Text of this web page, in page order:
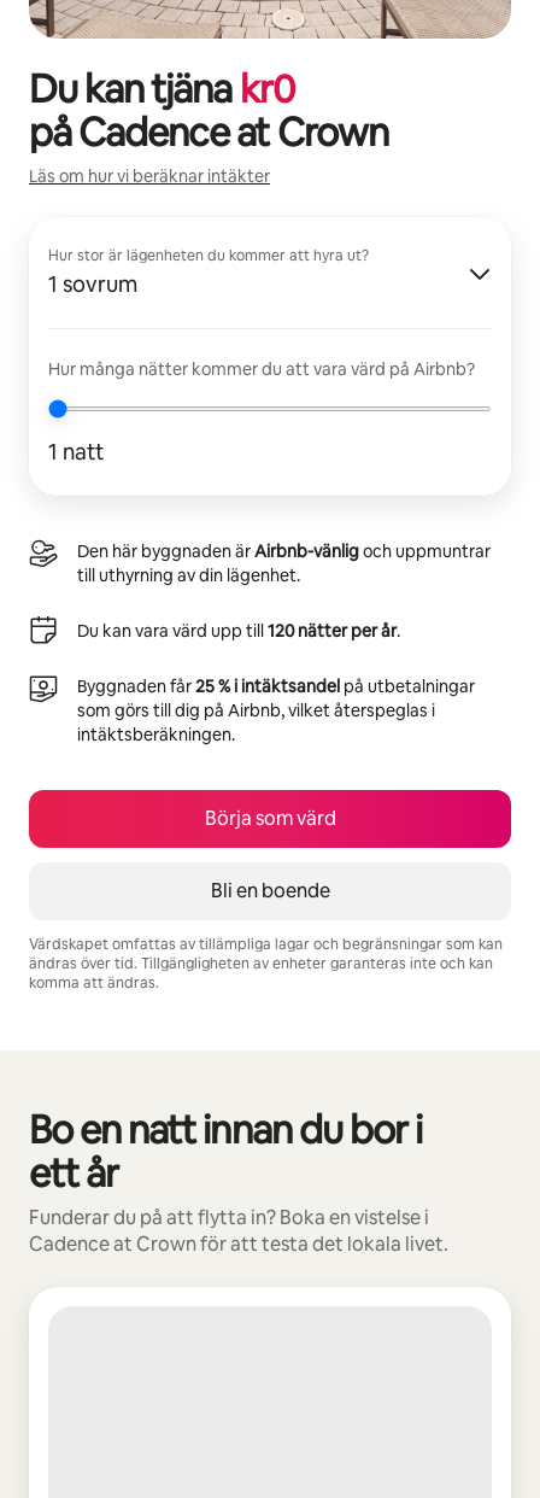
Du kan tjänakr0
påCadence at Crown
Läs om hur vi beräknar intäkter
Hur stor är lägenheten du kommer att hyra ut?
1 sovrum
Hur många nätter kommer du att vara värd på Airbnb?
1 natt
Den här byggnaden ärAirbnb-vänligoch uppmuntrar
till uthyrning av din lägenhet.
Du kan vara värd upp till120 nätter per år.
Byggnaden får25 % i intäktsandel på utbetalningar
som görs till dig på Airbnb, vilket återspeglas i
intäktsberäkningen.
Börja som värd
Bli en boende
Värdskapet omfattas av tillämpliga lagar och begränsningar som kan
ändras över tid. Tillgängligheten av enheter garanteras inte och kan
komma att ändras.
Bo en natt innan du bor i
ett år
Funderar du på att flytta in? Boka en vistelse i
Cadence at Crown för att testa det lokala livet.
0 av 0 objekt visas